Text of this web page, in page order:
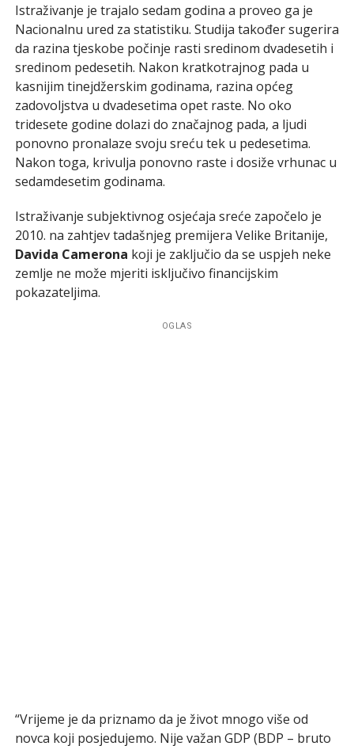
Istraživanje je trajalo sedam godina a proveo ga je
Nacionalnu ured za statistiku. Studija također sugerira
da razina tjeskobe počinje rasti sredinom dvadesetih i
sredinom pedesetih. Nakon kratkotrajnog pada u
kasnijim tinejdžerskim godinama, razina općeg
zadovoljstva u dvadesetima opet raste. No oko
tridesete godine dolazi do značajnog pada, a ljudi
ponovno pronalaze svoju sreću tek u pedesetima.
Nakon toga, krivulja ponovno raste i dosiže vrhunac u
sedamdesetim godinama.
Istraživanje subjektivnog osjećaja sreće započelo je
2010. na zahtjev tadašnjeg premijera Velike Britanije,
Davida Camerona koji je zaključio da se uspjeh neke
zemlje ne može mjeriti isključivo financijskim
pokazateljima.
OGLAS
“Vrijeme je da priznamo da je život mnogo više od
novca koji posjedujemo. Nije važan GDP (BDP – bruto